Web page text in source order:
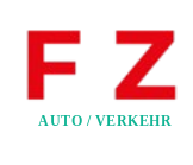
AUTO / VERKEHR